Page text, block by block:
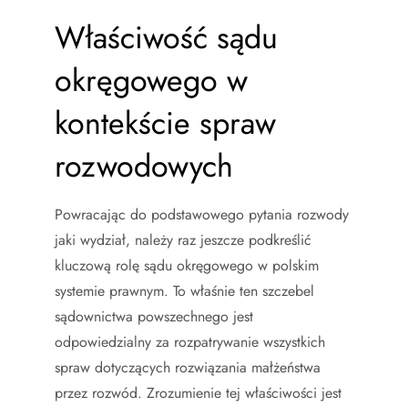
Właściwość sądu
okręgowego w
kontekście spraw
rozwodowych
Powracając do podstawowego pytania rozwody
jaki wydział, należy raz jeszcze podkreślić
kluczową rolę sądu okręgowego w polskim
systemie prawnym. To właśnie ten szczebel
sądownictwa powszechnego jest
odpowiedzialny za rozpatrywanie wszystkich
spraw dotyczących rozwiązania małżeństwa
przez rozwód. Zrozumienie tej właściwości jest